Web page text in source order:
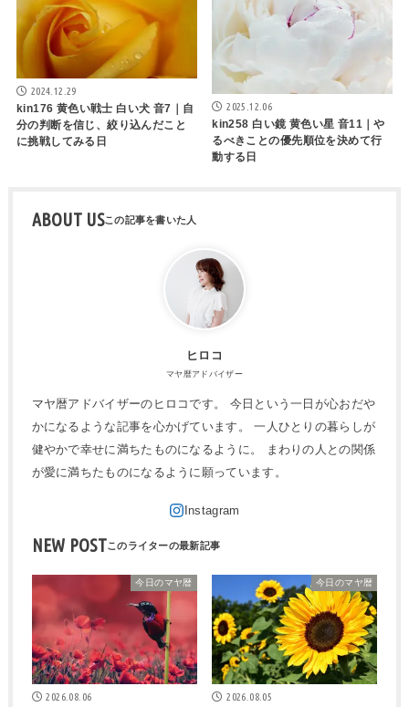
2024.12.29
kin176 黄色い戦士 白い犬 音7｜自
分の判断を信じ、絞り込んだこと
に挑戦してみる日
2025.12.06
kin258 白い鏡 黄色い星 音11｜や
るべきことの優先順位を決めて行
動する日
ABOUT US
ヒロコ
マヤ暦アドバイザー
マヤ暦アドバイザーのヒロコです。 今日という一日が心おだや
かになるような記事を心かげています。 一人ひとりの暮らしが
健やかで幸せに満ちたものになるように。 まわりの人との関係
が愛に満ちたものになるように願っています。
NEW POST
今日のマヤ暦
2026.08.06
今日のマヤ暦
2026.08.05